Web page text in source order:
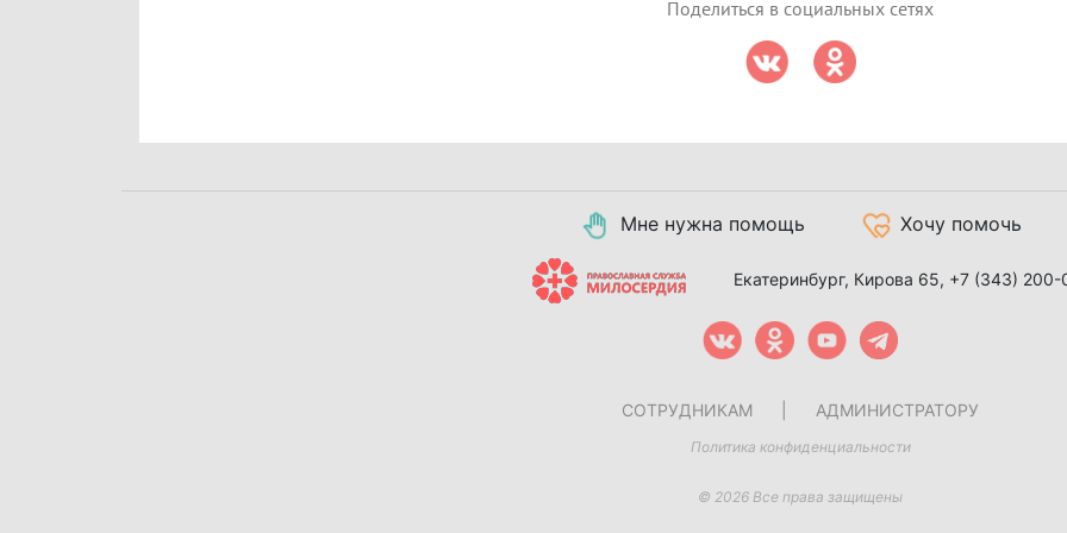
Поделиться в социальных сетях
Мне нужна помощь Хочу помочь
Екатеринбург, Кирова 65, +7 (343) 200-
СОТРУДНИКАМ АДМИНИСТРАТОРУ
Политика конфиденциальности
© 2026 Все права защищены